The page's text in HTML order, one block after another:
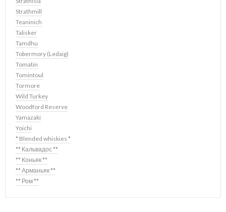
Strathmill
Teaninich
Talisker
Tamdhu
Tobermory (Ledaig)
Tomatin
Tomintoul
Tormore
Wild Turkey
Woodford Reserve
Yamazaki
Yoichi
* Blended whiskies *
** Кальвадос **
** Коньяк **
** Арманьяк **
** Ром **